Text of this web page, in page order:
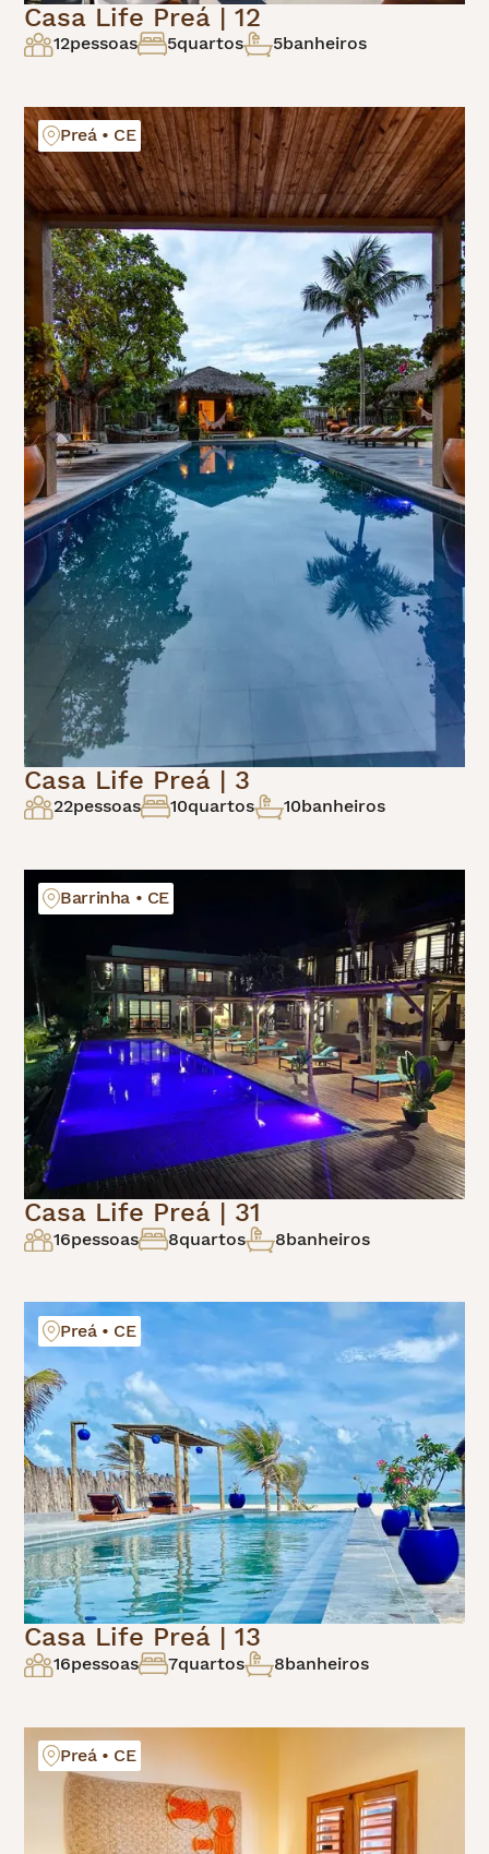
Casa Life Preá | 12
12pessoas 5quartos 5banheiros
Preá • CE
Casa Life Preá | 3
22pessoas 10quartos 10banheiros
Barrinha • CE
Casa Life Preá | 31
16pessoas 8quartos 8banheiros
Preá • CE
Casa Life Preá | 13
16pessoas 7quartos 8banheiros
Preá • CE